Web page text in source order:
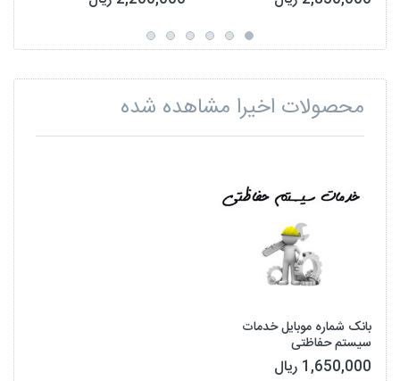
محصولات اخیرا مشاهده شده
بانک شماره موبایل خدمات
سیستم حفاظتی
1,650,000 ریال